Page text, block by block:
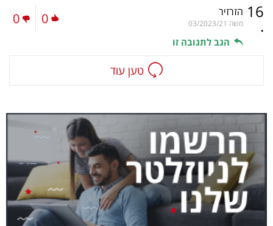
16
.
הזרזיר
משה 03/2023/21
הגב לתגובה זו
0
0
טען עוד